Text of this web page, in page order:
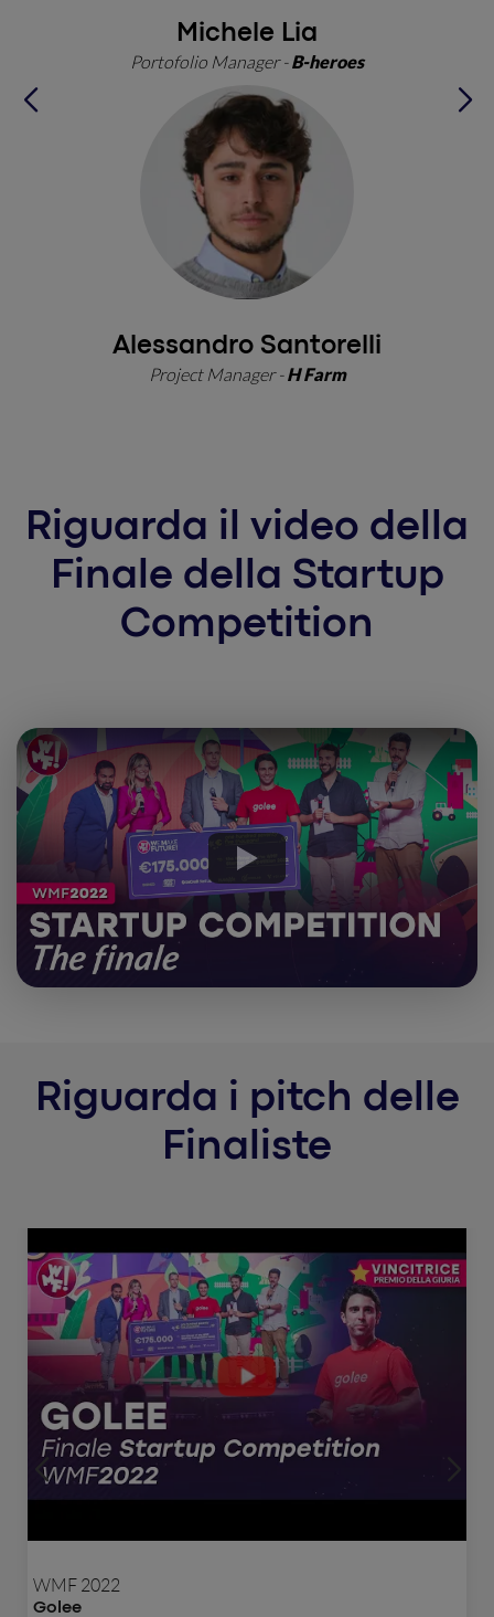
Michele Lia
Portofolio Manager -B-heroes
Alessandro Santorelli
Project Manager -H Farm
Riguarda il video della
Finale della Startup
Competition
Riguarda i pitch delle
Finaliste
WMF 2022
Golee